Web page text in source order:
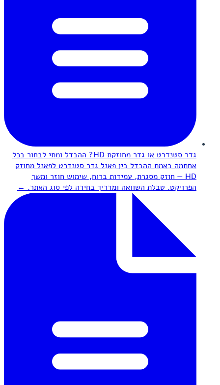
גדר סטנדרט או גדר מחוזקת HD? ההבדל ומתי לבחור בכל
אחתמה באמת ההבדל בין פאנל גדר סטנדרט לפאנל מחוזק
HD — חוזק מסגרת, עמידות ברוח, שימוש חוזר ומשך
הפרויקט. טבלת השוואה ומדריך בחירה לפי סוג האתר.←